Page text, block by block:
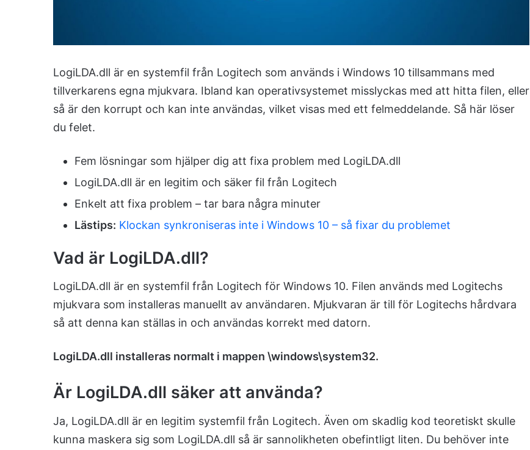
LogiLDA.dll är en systemfil från Logitech som används i Windows 10 tillsammans med
tillverkarens egna mjukvara. Ibland kan operativsystemet misslyckas med att hitta filen, eller
så är den korrupt och kan inte användas, vilket visas med ett felmeddelande. Så här löser
du felet.
Fem lösningar som hjälper dig att fixa problem med LogiLDA.dll
LogiLDA.dll är en legitim och säker fil från Logitech
Enkelt att fixa problem – tar bara några minuter
Lästips: Klockan synkroniseras inte i Windows 10 – så fixar du problemet
Vad är LogiLDA.dll?
LogiLDA.dll är en systemfil från Logitech för Windows 10. Filen används med Logitechs
mjukvara som installeras manuellt av användaren. Mjukvaran är till för Logitechs hårdvara
så att denna kan ställas in och användas korrekt med datorn.
LogiLDA.dll installeras normalt i mappen \windows\system32.
Är LogiLDA.dll säker att använda?
Ja, LogiLDA.dll är en legitim systemfil från Logitech. Även om skadlig kod teoretiskt skulle
kunna maskera sig som LogiLDA.dll så är sannolikheten obefintligt liten. Du behöver inte